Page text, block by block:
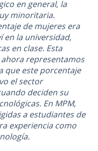
en general, la
minoritaria.
de mujeres era
en la universidad,
en clase. Esta
representamos
que este porcentaje
el sector
deciden su
En MPM,
a estudiantes de
experiencia como